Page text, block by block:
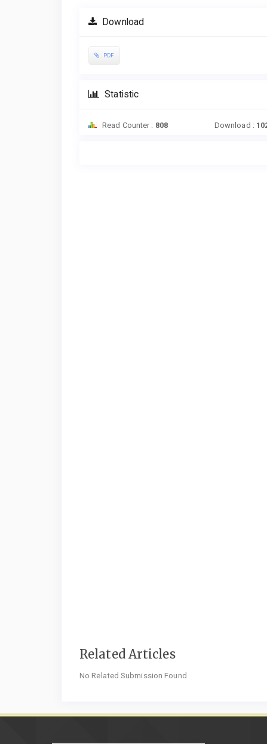
SidebarDownload
PDF
Statistic
Read Counter : 808 Download :
Related Articles
No Related Submission Found